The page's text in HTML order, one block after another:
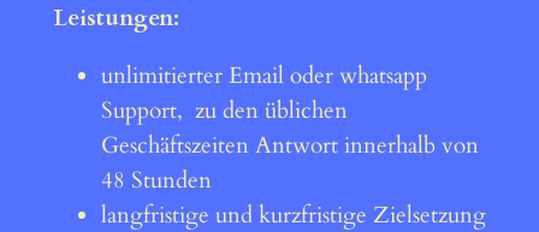
Leistungen:
unlimitierter Email oder whatsapp
Support, zu den üblichen
Geschäftszeiten Antwort innerhalb von
48 Stunden
langfristige und kurzfristige Zielsetzung